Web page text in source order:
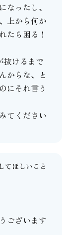
なったし、
上から何か
たら困る！
抜けるまで
からな、と
にそれ言う
てください
てほしいこと
ございます